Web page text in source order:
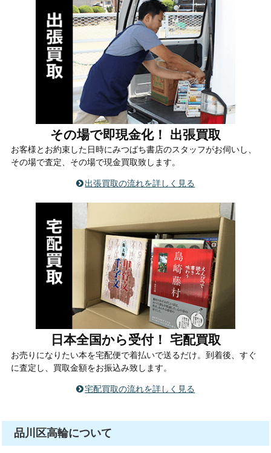
その場で即現金化！ 出張買取
お客様とお約束した日時にみつばち書店のスタッフがお伺いし、
その場で査定、その場で現金買取致します。
出張買取の流れを詳しく見る
日本全国から受付！ 宅配買取
お売りになりたい本を宅配便で着払いで送るだけ。到着後、すぐ
に査定し、買取金額をお振込み致します。
宅配買取の流れを詳しく見る
品川区高輪について